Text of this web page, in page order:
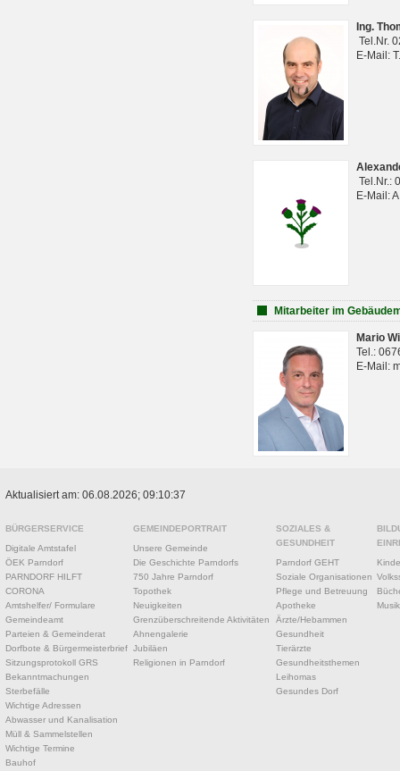
Ing.
Tel.Nr.
E-Mail:
Tel.Nr.:
E-Mail:
Mitarbeiter im
Mario
Tel.:
E-Mail:
Aktualisiert am: 06.08.2026; 09:10:37
BÜRGERSERVICE
Digitale Amtstafel
ÖEK Parndorf
PARNDORF HILFT
CORONA
Amtshelfer/ Formulare
Gemeindeamt
Parteien & Gemeinderat
Dorfbote & Bürgermeisterbrief
Sitzungsprotokoll GRS
Bekanntmachungen
Sterbefälle
Wichtige Adressen
Abwasser und Kanalisation
Müll & Sammelstellen
Wichtige Termine
Bauhof
GEMEINDEPORTRAIT
Unsere Gemeinde
Die Geschichte Parndorfs
750 Jahre Parndorf
Topothek
Neuigkeiten
Grenzüberschreitende Aktivitäten
Ahnengalerie
Jubiläen
Religionen in Parndorf
SOZIALES &
GESUNDHEIT
Parndorf GEHT
Soziale Organisationen
Pflege und Betreuung
Apotheke
Ärzte/Hebammen
Gesundheit
Tierärzte
Gesundheitsthemen
Leihomas
Gesundes Dorf